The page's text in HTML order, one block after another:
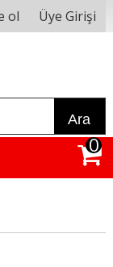
ol Üye Girişi
Ara
0